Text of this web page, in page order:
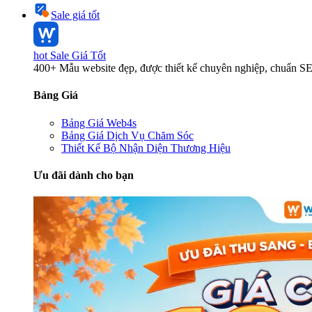
Sale giá tốt
hot Sale Giá Tốt
400+ Mẫu website đẹp, được thiết kế chuyên nghiệp, chuẩn
Bảng Giá
Bảng Giá Web4s
Bảng Giá Dịch Vụ Chăm Sóc
Thiết Kế Bộ Nhận Diện Thương Hiệu
Ưu đãi dành cho bạn